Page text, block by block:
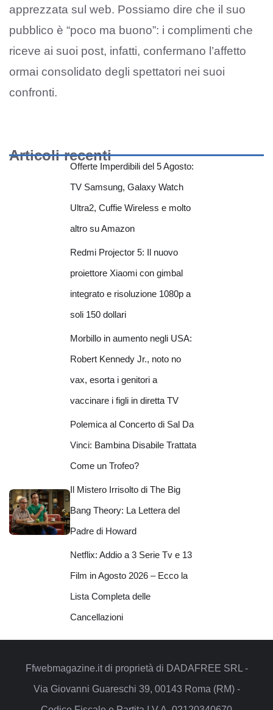
apprezzata sul web. Possiamo dire che il suo
pubblico è “poco ma buono”: i complimenti che
riceve ai suoi post, infatti, confermano l’affetto
ormai consolidato degli spettatori nei suoi
confronti.
Articoli recenti
Offerte Imperdibili del 5 Agosto:
TV Samsung, Galaxy Watch
Ultra2, Cuffie Wireless e molto
altro su Amazon
Redmi Projector 5: Il nuovo
proiettore Xiaomi con gimbal
integrato e risoluzione 1080p a
soli 150 dollari
Morbillo in aumento negli USA:
Robert Kennedy Jr., noto no
vax, esorta i genitori a
vaccinare i figli in diretta TV
Polemica al Concerto di Sal Da
Vinci: Bambina Disabile Trattata
Come un Trofeo?
Il Mistero Irrisolto di The Big
Bang Theory: La Lettera del
Padre di Howard
Netflix: Addio a 3 Serie Tv e 13
Film in Agosto 2026 – Ecco la
Lista Completa delle
Cancellazioni
Ffwebmagazine.it di proprietà di DADAFREE SRL -
Via Giovanni Guareschi 39, 00143 Roma (RM) -